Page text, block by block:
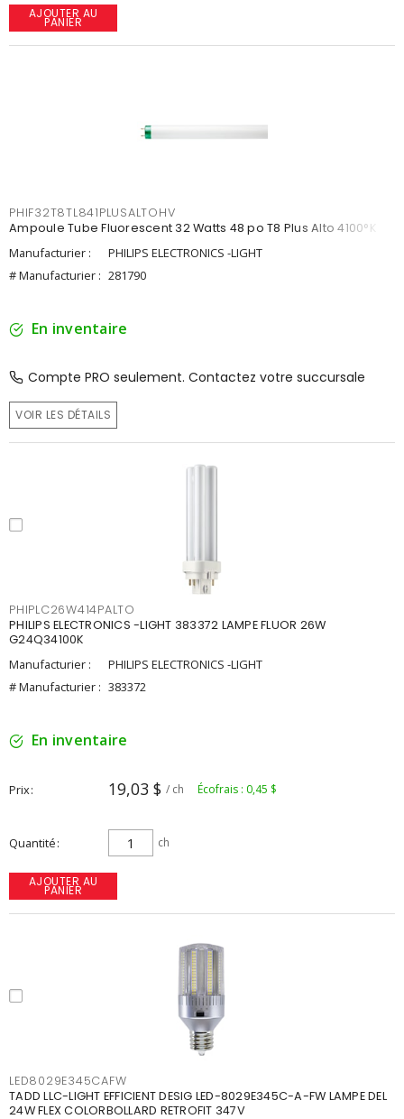
AJOUTER AU
PANIER
PHIF32T8TL841PLUSALTOHV
Ampoule Tube Fluorescent 32 Watts 48 po T8 Plus Alto 4100°K
Manufacturier :
PHILIPS ELECTRONICS -LIGHT
# Manufacturier : 281790
En inventaire
Compte PRO seulement. Contactez votre succursale
VOIR LES DÉTAILS
PHIPLC26W414PALTO
PHILIPS ELECTRONICS -LIGHT 383372 LAMPE FLUOR 26W
G24Q34100K
Manufacturier :
PHILIPS ELECTRONICS -LIGHT
# Manufacturier : 383372
En inventaire
Prix 19,03 $ / ch Écofrais : 0,45 $
Quantité ch
AJOUTER AU
PANIER
LED8029E345CAFW
TADD LLC-LIGHT EFFICIENT DESIG LED-8029E345C-A-FW LAMPE DEL
24W FLEX COLORBOLLARD RETROFIT 347V